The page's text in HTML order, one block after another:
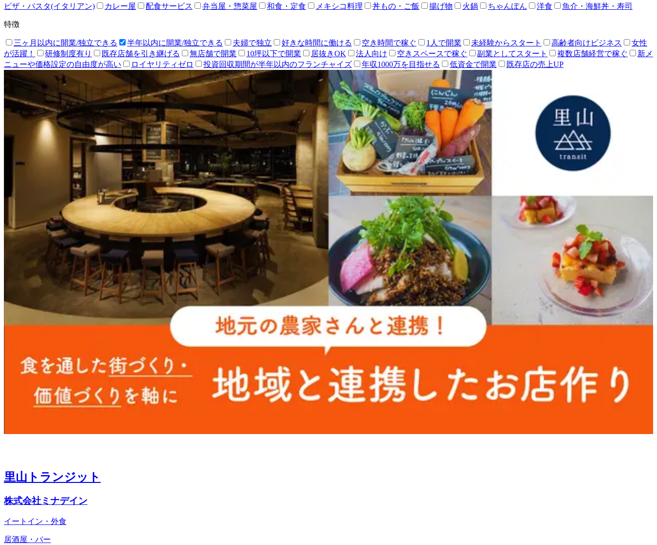
ピザ・パスタ(イタリアン)
カレー屋 配食サービス 弁当屋・惣菜屋 和食・定食 メキシコ料理 丼もの・ご飯 揚げ物 火鍋 ちゃんぽん 洋食 魚介・海鮮丼・寿司
特徴
三ヶ月以内に開業/独立できる 半年以内に開業/独立できる 夫婦で独立 好きな時間に働ける 空き時間で稼ぐ 1人で開業 未経験からスタート 高齢者向けビジネス
女性
が活躍！
研修制度有り 既存店舗を引き継げる 無店舗で開業 10坪以下で開業 居抜きOK 法人向け 空きスペースで稼ぐ 副業としてスタート 複数店舗経営で稼ぐ
新メ
ニューや価格設定の自由度が高い
ロイヤリティゼロ 投資回収期間が半年以内のフランチャイズ 年収1000万を目指せる 低資金で開業 既存店の売上UP
里山トランジット
株式会社ミナデイン
イートイン・外食
居酒屋・バー